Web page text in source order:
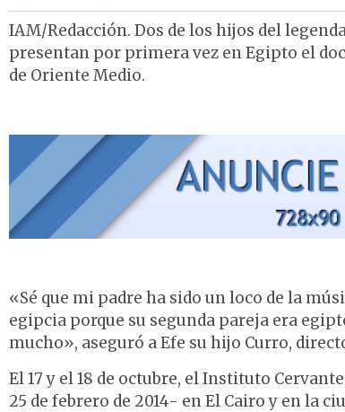
IAM/Redacción. Dos de los hijos del
presentan por primera vez en Egipto el
de Oriente Medio.
«Sé que mi padre ha sido un loco de la
egipcia porque su segunda pareja era
mucho», aseguró a Efe su hijo Curro,
El 17 y el 18 de octubre, el Instituto
25 de febrero de 2014- en El Cairo y en la